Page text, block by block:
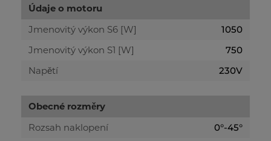
Údaje o motoru
Jmenovitý výkon S6 [W]
1050
Jmenovitý výkon S1 [W]
750
Napětí
230V
Obecné rozměry
Rozsah naklopení
0°-45°